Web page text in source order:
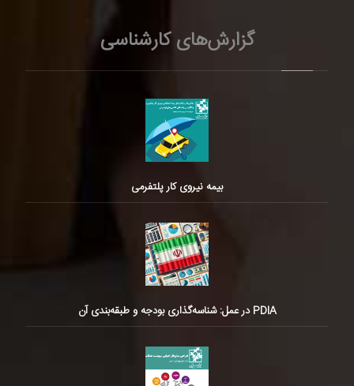
گزارش‌های کارشناسی
بیمه نیروی کار پلتفرمی
PDIA در عمل: شناسه‌گذاری بودجه و طبقه‌بندی آن